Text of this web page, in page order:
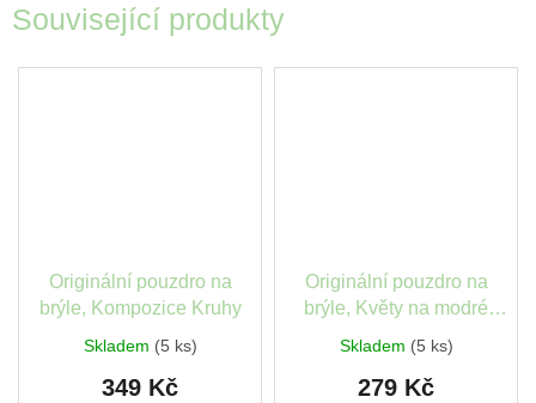
Související produkty
Originální pouzdro na
brýle, Kompozice Kruhy
Skladem (5 ks)
349 Kč
Originální pouzdro na
brýle, Květy na modré
Skladem (5 ks)
279 Kč